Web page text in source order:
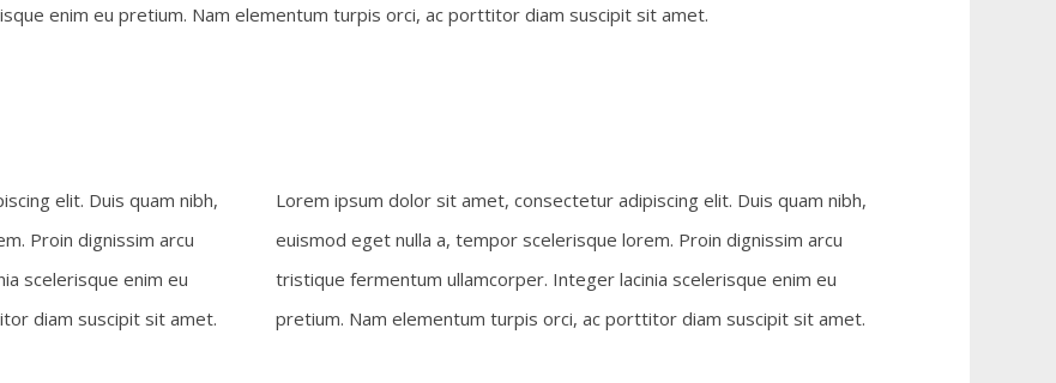
enim eu pretium. Nam elementum turpis orci, ac porttitor diam suscipit sit amet.
elit. Duis quam nibh,
Proin dignissim arcu
scelerisque enim eu
diam suscipit sit amet.
Lorem ipsum dolor sit amet, consectetur adipiscing elit. Duis quam nibh,
euismod eget nulla a, tempor scelerisque lorem. Proin dignissim arcu
tristique fermentum ullamcorper. Integer lacinia scelerisque enim eu
pretium. Nam elementum turpis orci, ac porttitor diam suscipit sit amet.